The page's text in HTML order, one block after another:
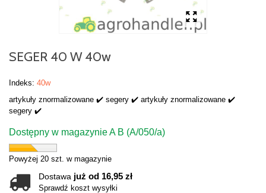
SEGER 40 W 40w
Indeks: 40w
artykuły znormalizowane ✔️ segery ✔️ artykuły znormalizowane ✔️
segery ✔️
Dostępny w magazynie A B (A/050/a)
Powyżej 20 szt. w magazynie
Dostawa już od 16,95 zł
Sprawdź koszt wysyłki